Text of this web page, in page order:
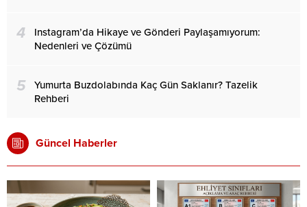
4
Instagram’da Hikaye ve Gönderi Paylaşamıyorum:
Nedenleri ve Çözümü
5
Yumurta Buzdolabında Kaç Gün Saklanır? Tazelik
Rehberi
Güncel Haberler